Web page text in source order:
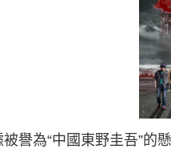
譽為“中國東野圭吾”的